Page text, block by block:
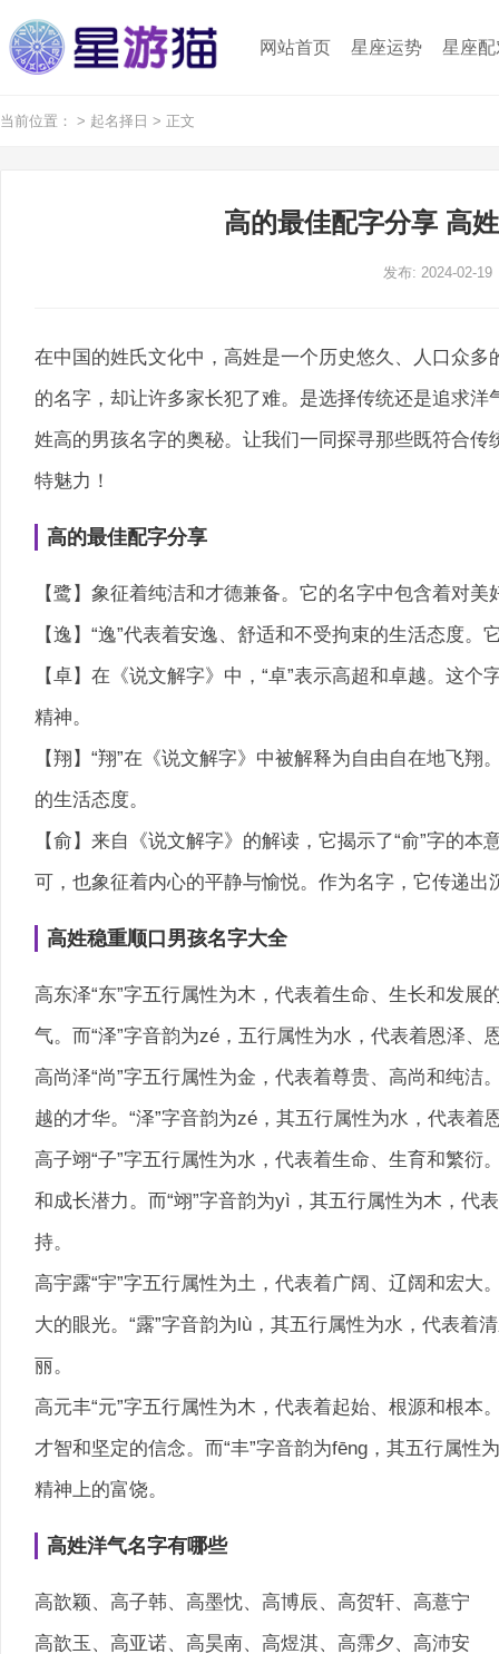
网站首页 星座运势 星座
当前位置： > 起名择日 > 正文
高的最佳配字分享 高
发布: 2024-02-19
在中国的姓氏文化中，高姓是一个历史悠久、人口众
的名字，却让许多家长犯了难。是选择传统还是追求
姓高的男孩名字的奥秘。让我们一同探寻那些既符合
特魅力！
高的最佳配字分享
【鹭】象征着纯洁和才德兼备。它的名字中包含着对美
【逸】“逸”代表着安逸、舒适和不受拘束的生活态度。
【卓】在《说文解字》中，“卓”表示高超和卓越。这
精神。
【翔】“翔”在《说文解字》中被解释为自由自在地飞
的生活态度。
【俞】来自《说文解字》的解读，它揭示了“俞”字的
可，也象征着内心的平静与愉悦。作为名字，它传递出
高姓稳重顺口男孩名字大全
高东泽“东”字五行属性为木，代表着生命、生长和发
气。而“泽”字音韵为zé，五行属性为水，代表着恩泽
高尚泽“尚”字五行属性为金，代表着尊贵、高尚和纯
越的才华。“泽”字音韵为zé，其五行属性为水，代表
高子翊“子”字五行属性为水，代表着生命、生育和繁
和成长潜力。而“翊”字音韵为yì，其五行属性为木，代
持。
高宇露“宇”字五行属性为土，代表着广阔、辽阔和宏
大的眼光。“露”字音韵为lù，其五行属性为水，代表着
丽。
高元丰“元”字五行属性为木，代表着起始、根源和根
才智和坚定的信念。而“丰”字音韵为fēng，其五行属
精神上的富饶。
高姓洋气名字有哪些
高歆颖、高子韩、高墨忱、高博辰、高贺轩、高薏宁
高歆玉、高亚诺、高昊南、高煜淇、高霈夕、高沛安